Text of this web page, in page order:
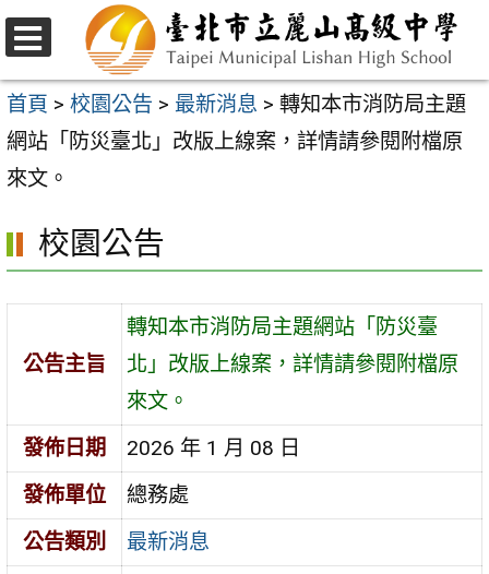
跳
至
主
要
內
區
選
單
首頁 > 校園公告 > 最新消息 > 轉知本市消防局主題
網站「防災臺北」改版上線案，詳情請參閱附檔原
來文。
校園公告
公告主旨
轉知本市消防局主題網站「防災臺
北」改版上線案，詳情請參閱附檔原
來文。
發佈日期
2026 年 1 月 08 日
發佈單位
總務處
公告類別
最新消息